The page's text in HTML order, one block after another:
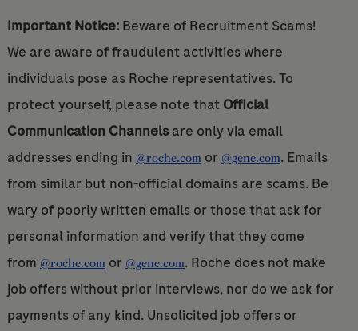
Important Notice:Beware of Recruitment Scams!
We are aware of fraudulent activities where
individuals pose as Roche representatives. To
protect yourself, please note that Official
Communication Channelsare only via email
addresses ending in @roche.comor @gene.com. Emails
from similar but non-official domains are scams. Be
wary of poorly written emails or those that ask for
personal information and verify that they come
from @roche.comor @gene.com. Roche does not make
job offers without prior interviews, nor do we ask for
payments of any kind. Unsolicited job offers or